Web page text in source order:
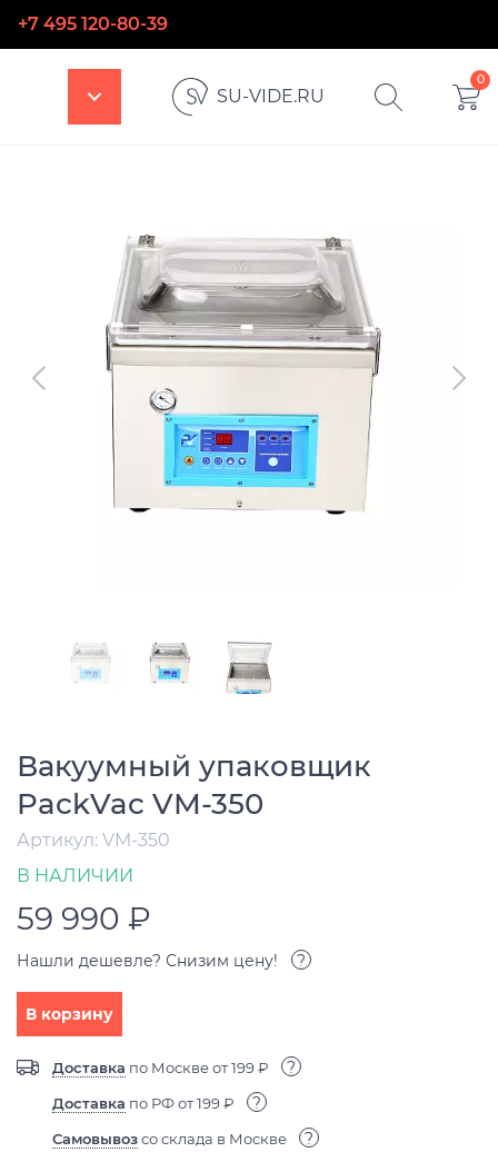
+7 495 120-80-39
SU-VIDE.RU
0
Вакуумный упаковщик
PackVac VM-350
Артикул: VM-350
В НАЛИЧИИ
59 990 ₽
Нашли дешевле? Снизим цену! ?
В корзину
Доставка по Москве от 199 ₽ ?
Доставка по РФ от 199 ₽ ?
Самовывозсо склада в Москве ?